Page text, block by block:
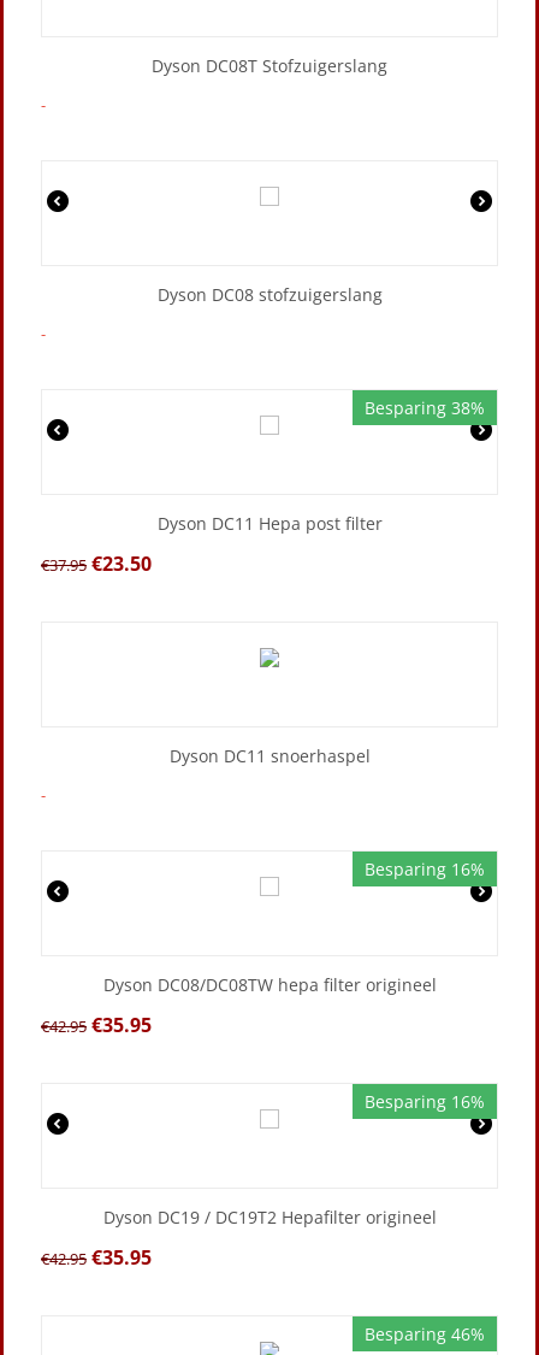
Dyson DC08T Stofzuigerslang
-
Dyson DC08 stofzuigerslang
-
Besparing 38%
Dyson DC11 Hepa post filter
€37.95 €23.50
Dyson DC11 snoerhaspel
-
Besparing 16%
Dyson DC08/DC08TW hepa filter origineel
€42.95 €35.95
Besparing 16%
Dyson DC19 / DC19T2 Hepafilter origineel
€42.95 €35.95
Besparing 46%